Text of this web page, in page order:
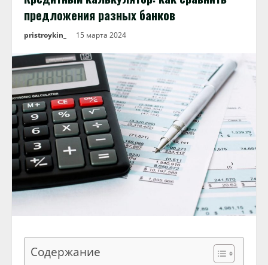
предложения разных банков
pristroykin_ 15 марта 2024
Содержание